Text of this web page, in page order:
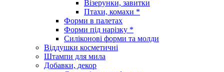
Візерунки, завитки
Птахи, комахи *
Форми в палетах
Форми під нарізку *
Силіконові форми та молди
Віддушки косметичні
Штампи для мила
Добавки, декор